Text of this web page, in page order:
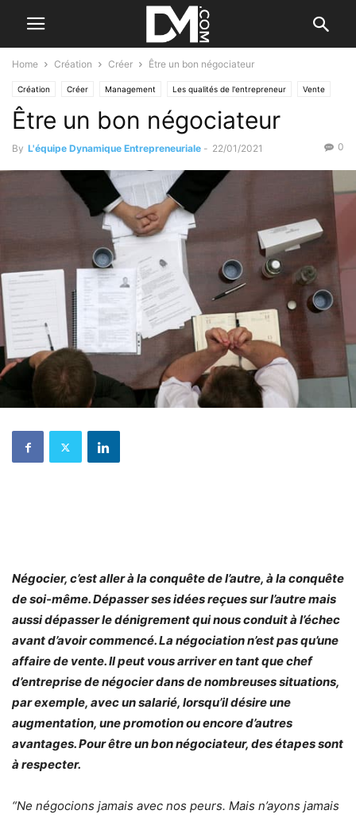
Home Création Créer Être un bon négociateur
Création Créer Management Les qualités de l'entrepreneur Vente
Être un bon négociateur
By L'équipe Dynamique Entrepreneuriale - 22/01/2021 0
Négocier, c’est aller à la conquête de l’autre, à la conquête
de soi-même. Dépasser ses idées reçues sur l’autre mais
aussi dépasser le dénigrement qui nous conduit à l’échec
avant d’avoir commencé. La négociation n’est pas qu’une
affaire de vente. Il peut vous arriver en tant que chef
d’entreprise de négocier dans de nombreuses situations,
par exemple, avec un salarié, lorsqu’il désire une
augmentation, une promotion ou encore d’autres
avantages. Pour être un bon négociateur, des étapes sont
à respecter.
“Ne négocions jamais avec nos peurs. Mais n’ayons jamais